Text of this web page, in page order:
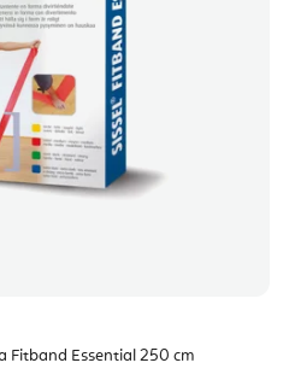
Fitband Essential 250 cm